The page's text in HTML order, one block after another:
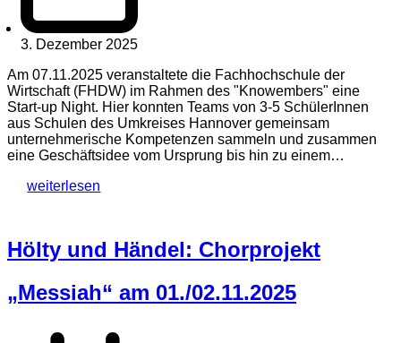
3. Dezember 2025
Am 07.11.2025 veranstaltete die Fachhochschule der
Wirtschaft (FHDW) im Rahmen des "Knowembers" eine
Start-up Night. Hier konnten Teams von 3-5 SchülerInnen
aus Schulen des Umkreises Hannover gemeinsam
unternehmerische Kompetenzen sammeln und zusammen
eine Geschäftsidee vom Ursprung bis hin zu einem…
weiterlesen
Hölty und Händel: Chorprojekt
„Messiah“ am 01./02.11.2025